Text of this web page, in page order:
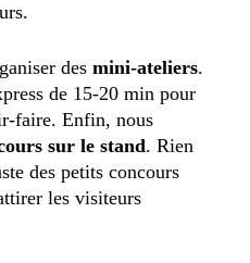
des mini-ateliers.
de 15-20 min pour
faire. Enfin, nous
sur le stand. Rien
des petits concours
les visiteurs